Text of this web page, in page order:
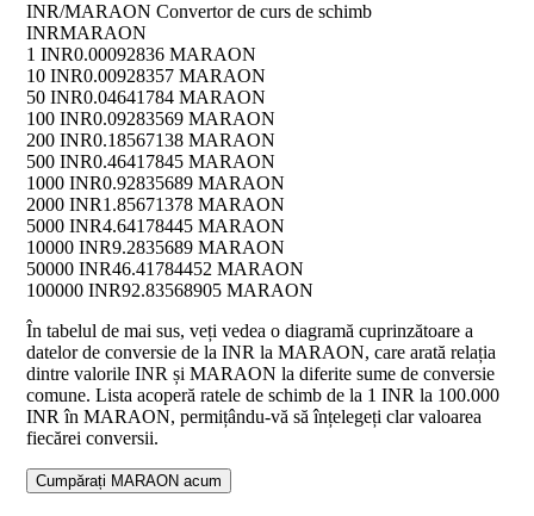
INR/MARAON Convertor de curs de schimb
INRMARAON
1 INR0.00092836 MARAON
10 INR0.00928357 MARAON
50 INR0.04641784 MARAON
100 INR0.09283569 MARAON
200 INR0.18567138 MARAON
500 INR0.46417845 MARAON
1000 INR0.92835689 MARAON
2000 INR1.85671378 MARAON
5000 INR4.64178445 MARAON
10000 INR9.2835689 MARAON
50000 INR46.41784452 MARAON
100000 INR92.83568905 MARAON
În tabelul de mai sus, veți vedea o diagramă cuprinzătoare a
datelor de conversie de la INR la MARAON, care arată relația
dintre valorile INR și MARAON la diferite sume de conversie
comune. Lista acoperă ratele de schimb de la 1 INR la 100.000
INR în MARAON, permițându-vă să înțelegeți clar valoarea
fiecărei conversii.
Cumpărați MARAON acum